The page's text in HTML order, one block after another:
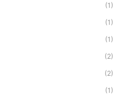
(1)
(1)
(1)
(2)
(2)
(1)